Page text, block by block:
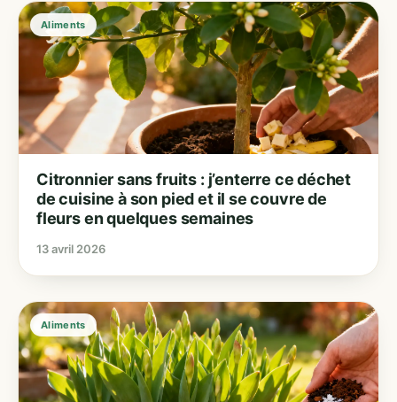
Aliments
Citronnier sans fruits : j’enterre ce déchet
de cuisine à son pied et il se couvre de
fleurs en quelques semaines
13 avril 2026
Aliments